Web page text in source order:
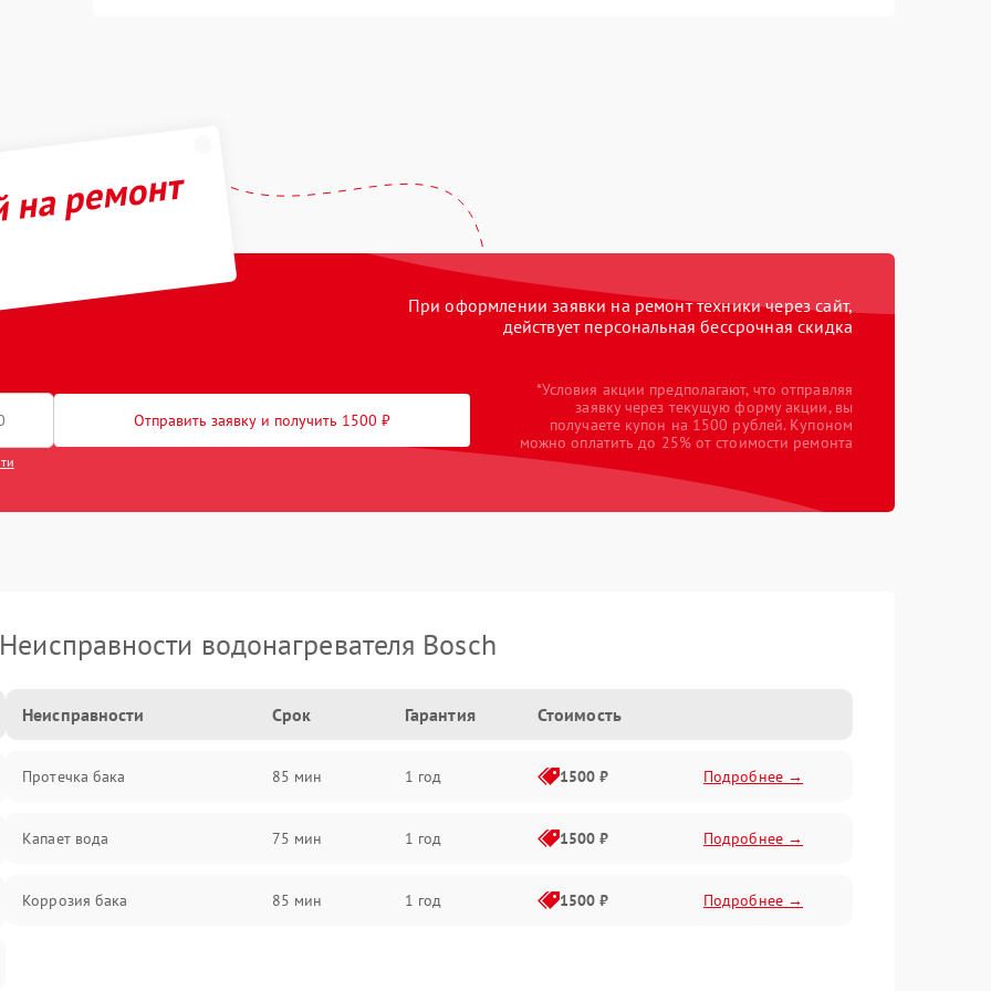
ремонт
При оформлении заявки на ремонт техники через сайт,
действует персональная бессрочная скидка
Отправить заявку и получить 1500 ₽
*Условия акции предполагают, что отправляя
заявку через текущую форму акции, вы
получаете купон на 1500 рублей. Купоном
можно оплатить до 25% от стоимости ремонта
Неисправности водонагревателя Bosch
Неисправности Срок Гарантия Стоимость
Протечка бака 85 мин 1 год 1500 ₽ Подробнее →
Капает вода 75 мин 1 год 1500 ₽ Подробнее →
Коррозия бака 85 мин 1 год 1500 ₽ Подробнее →